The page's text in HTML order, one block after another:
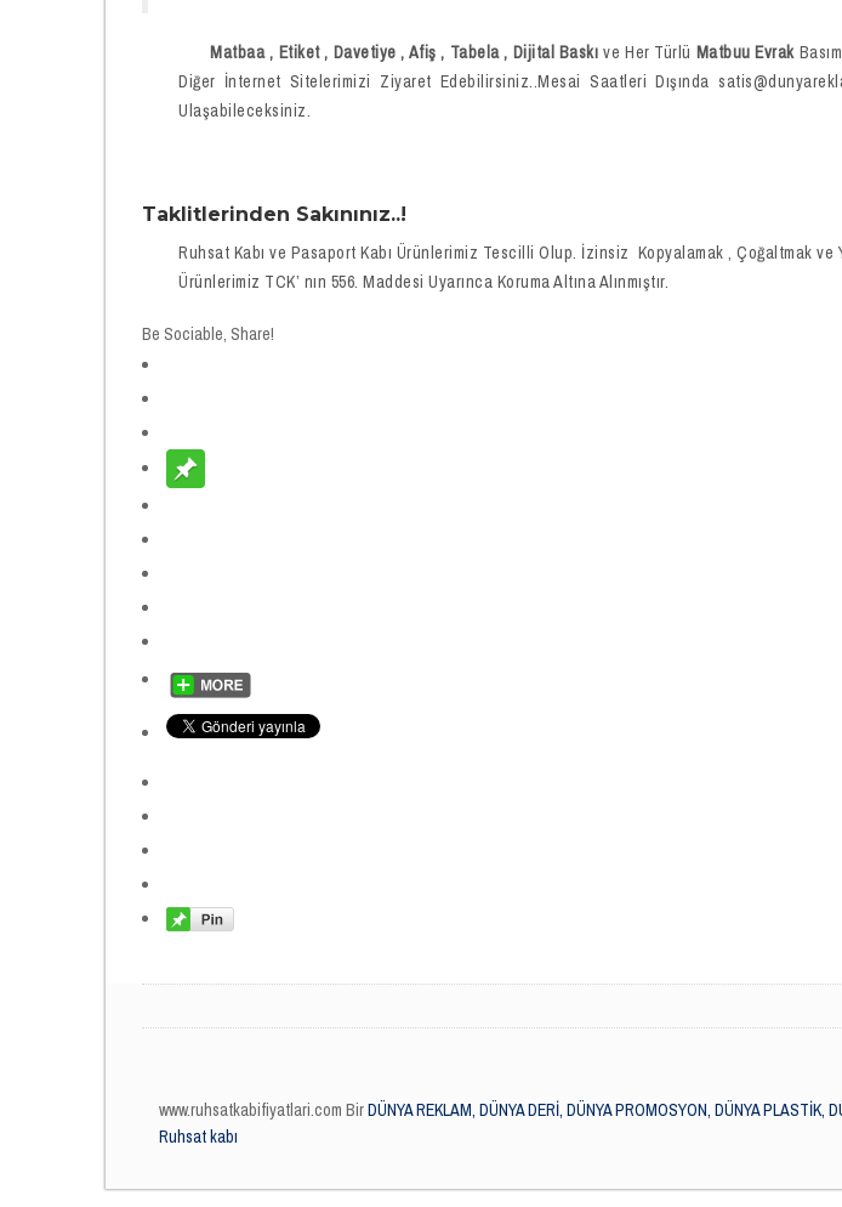
Matbaa , Etiket , Davetiye , Afiş , Tabela , Dijital Baskı ve Her Türlü Matbuu Evrak
Diğer İnternet Sitelerimizi Ziyaret Edebilirsiniz..Mesai Saatleri Dışında
Ulaşabileceksiniz.
Taklitlerinden Sakınınız..!
Ruhsat Kabı ve Pasaport Kabı Ürünlerimiz Tescilli Olup. İzinsiz Kopyalamak , Çoğaltmak ve
Ürünlerimiz TCK’ nın 556. Maddesi Uyarınca Koruma Altına Alınmıştır.
Be Sociable, Share!
www.ruhsatkabifiyatlari.com BirDÜNYA REKLAM, DÜNYA DERİ, DÜNYA PROMOSYON, DÜNYA PLASTİK,
Ruhsat kabı